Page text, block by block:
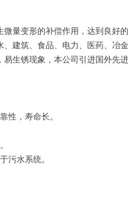
量变形的补偿作用，达到良好
建筑、食品、电力、医药、冶
生锈现象，本公司引进国外先
性，寿命长。
污水系统。